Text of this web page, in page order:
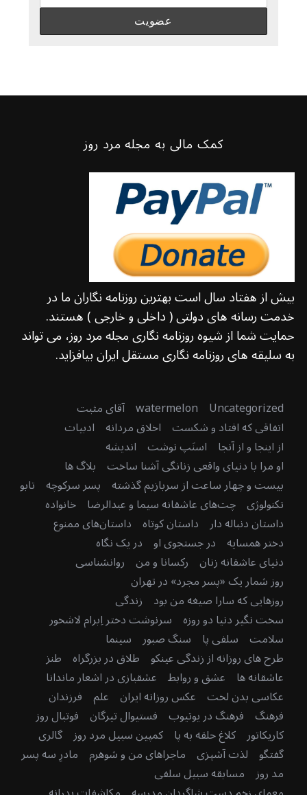
کمک مالی به مجله مرد روز
بیش از هفتاد سال است بهترین روزنامه نگاران ما در
خدمت رسانه های دولتی ( داخلی و خارجی ) هستند.
حمایت شما از شیوه روزنامه نگاری مجله مرد روز، می تواند
به سلیقه های روزنامه نگاری مستقل ایران بیافزاید.
Uncategorized
watermelon آقای مثبت
اتفاقی که افتاد و شکست اخلاق مردانه ادبیات
از اینجا و از آنجا اسنَپ نوشت اندیشه
او مرا با دنیای واقعی زنانگی آشنا ساخت بلاگ ها
بیست و چهار ساعت از سربازیم گذشته پسر سرکوچه تابو
تکنولوژی چت‌های عاشقانه سیما و عبدالرضا خانواده
داستان دنباله دار داستان کوتاه داستان‌های ممنوع
دختر همسایه در جستجوی او در یک نگاه
دنیای عاشقانه زنان رکسانا و من روانشناسی
روز شمار یک «پسر مجرد» در تهران
روزهایی که سارا صیغه من بود زندگی
سخت نگیر دنیا دو روزه سرنوشت دختر اِبرام لاشخور
سلامت سلفی پا سنگ صبور سینما
طرح های روزانه از زندگی عینکو طلاق در بزرگراه طنز
عاشقانه ها عشق و روابط عشقبازی در اشعار ماندانا
عکاسی بدن لخت عکس روزانه ایران علم فرزندان
فرهنگ فرهنگ در یوتیوب فستیوال تیرگان فوتبال روز
کاریکاتور کلاغ حلقه به پا کمپین سبیل مرد روز گالری
گفتگو لذت آشپزی ماجراهای من و شوهرم مادرِ سه پسر
مد روز مسابقه سبیل سلفی